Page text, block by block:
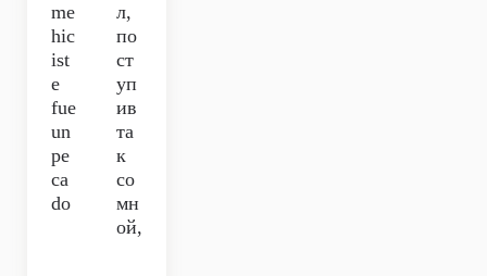
me
hic
ist
e
fue
un
pe
ca
do
л,
по
ст
уп
ив
та
к
со
мн
ой,